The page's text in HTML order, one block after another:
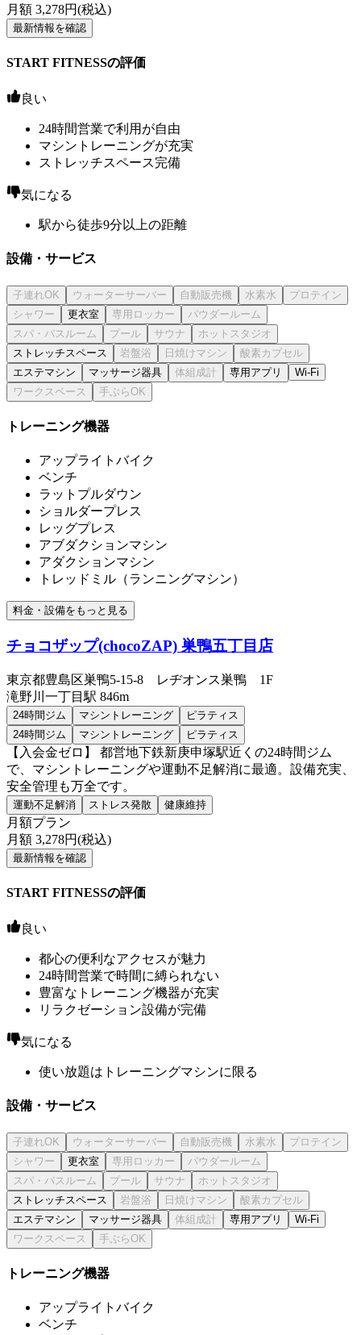
月額 3,278円(税込)
最新情報を確認
START FITNESSの評価
良い
24時間営業で利用が自由
マシントレーニングが充実
ストレッチスペース完備
気になる
駅から徒歩9分以上の距離
設備・サービス
更衣室
ストレッチスペース
エステマシン
マッサージ器具 専用アプリ Wi-Fi
トレーニング機器
アップライトバイク
ベンチ
ラットプルダウン
ショルダープレス
レッグプレス
アブダクションマシン
アダクションマシン
トレッドミル（ランニングマシン）
料金・設備をもっと見る
チョコザップ(chocoZAP) 巣鴨五丁目店
東京都豊島区巣鴨5-15-8 レヂオンス巣鴨 1F
滝野川一丁目 駅 846m
24時間ジム マシントレーニング
ピラティス
24時間ジム
マシントレーニング ピラティス
【入会金ゼロ】 都営地下鉄新庚申塚駅近くの24時間ジム
で、マシントレーニングや運動不足解消に最適。設備充実、
安全管理も万全です。
運動不足解消 ストレス発散 健康維持
月額プラン
月額 3,278円(税込)
最新情報を確認
START FITNESSの評価
良い
都心の便利なアクセスが魅力
24時間営業で時間に縛られない
豊富なトレーニング機器が充実
リラクゼーション設備が完備
気になる
使い放題はトレーニングマシンに限る
設備・サービス
更衣室
ストレッチスペース
エステマシン
マッサージ器具 専用アプリ Wi-Fi
トレーニング機器
アップライトバイク
ベンチ